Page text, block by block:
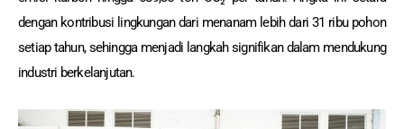
dengan kontribusi lingkungan dari menanam lebih dari 31 ribu pohon
setiap tahun, sehingga menjadi langkah signifikan dalam mendukung
industri berkelanjutan.